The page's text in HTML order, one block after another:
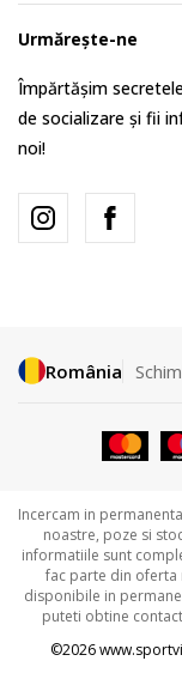
Urmărește-ne
Împărtășim
de socializare și fii
noi!
România
Incercam in
noastre, poze si
informatiile sunt
fac parte din oferta
disponibile in
puteti obtine
©2026